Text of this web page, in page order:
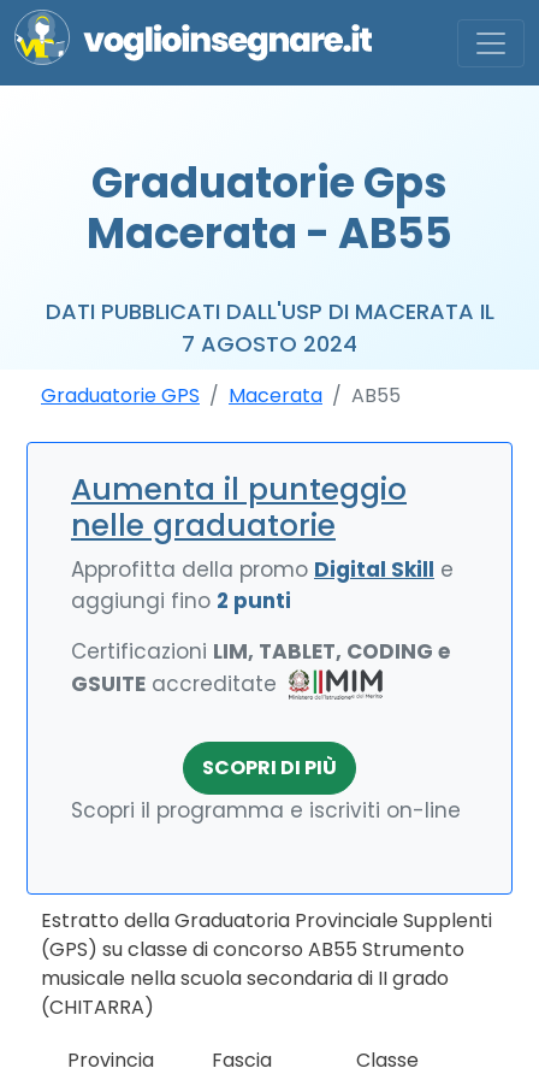
Graduatorie Gps
Macerata - AB55
DATI PUBBLICATI DALL'USP DI MACERATA IL
7 AGOSTO 2024
Graduatorie GPS Macerata AB55
Aumenta il punteggio
nelle graduatorie
Approfitta della promo Digital Skill e
aggiungi fino 2 punti
Certificazioni LIM, TABLET, CODING e
GSUITE accreditate
SCOPRI DI PIÙ
Scopri il programma e iscriviti on-line
Estratto della Graduatoria Provinciale Supplenti
(GPS) su classe di concorso AB55 Strumento
musicale nella scuola secondaria di II grado
(CHITARRA)
Provincia
Fascia
Classe